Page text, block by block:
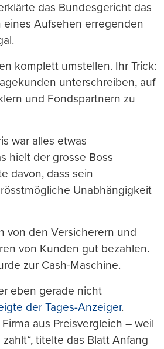
das Bundesgericht das
eines Aufsehen erregenden
komplett umstellen. Ihr Trick:
unterschreiben, auf
und Fondspartnern zu
war alles etwas
hielt der grosse Boss
davon, dass sein
Unabhängigkeit
von den Versicherern und
von Kunden gut bezahlen.
zur Cash-Maschine.
eben gerade nicht
der Tages-Anzeiger.
aus Preisvergleich – weil
titelte das Blatt Anfang